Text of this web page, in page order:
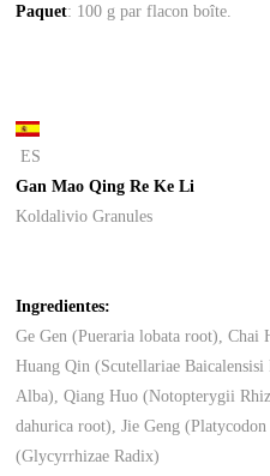
Paquet: 100 g par flacon boîte.
ES
Gan Mao Qing Re Ke Li
Koldalivio Granules
Ingredientes:
Ge Gen (Pueraria lobata root), Chai
Huang Qin (Scutellariae
Alba), Qiang Huo (Notopterygii
dahurica root), Jie Geng
(Glycyrrhizae Radix)